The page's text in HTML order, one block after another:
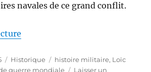
navales de ce grand conflit.
Catégories
Historique Étiquettes
histoire militaire, Loïc
guerre mondiale
Laisser un